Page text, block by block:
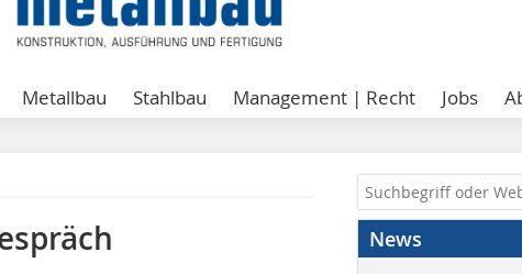
Metallbau Stahlbau Management | Recht Jobs
News